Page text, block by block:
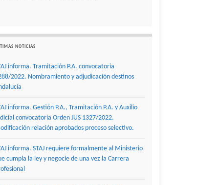
NOTICIAS
informa. Tramitación P.A. convocatoria
2022. Nombramiento y adjudicación destinos
informa. Gestión P.A., Tramitación P.A. y Auxilio
convocatoria Orden JUS 1327/2022.
relación aprobados proceso selectivo.
informa. STAJ requiere formalmente al Ministerio
cumpla la ley y negocie de una vez la Carrera